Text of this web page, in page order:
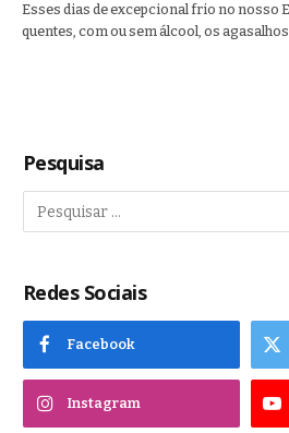
Esses dias de excepcional frio no nosso
quentes, com ou sem álcool, os
Pesquisa
Redes Sociais
Facebook
Instagram